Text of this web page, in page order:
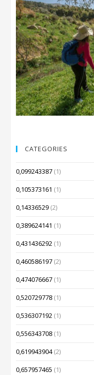
CATEGORIES
0,099243387 (1)
0,105373161 (1)
0,14336529 (2)
0,389624141 (1)
0,431436292 (1)
0,460586197 (2)
0,474076667 (1)
0,520729778 (1)
0,536307192 (1)
0,556343708 (1)
0,619943904(2)
0,657957465 (1)